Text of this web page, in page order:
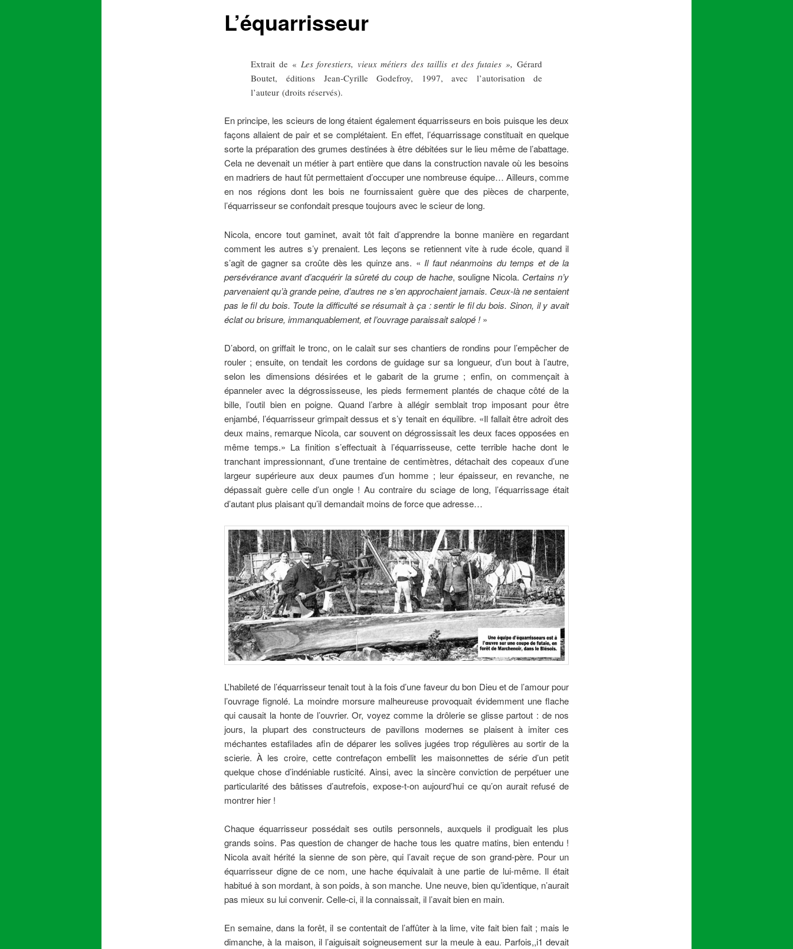
L’équarrisseur
Extrait de «Les forestiers, vieux métiers des taillis et des futaies »,Gérard
Boutet, éditions Jean-Cyrille Godefroy, 1997, avec l’autorisation de
l’auteur (droits réservés).
En principe, les scieurs de long étaient également équarrisseurs en bois puisque les deux
façons allaient de pair et se complétaient. En effet, l’équarrissage constituait en quelque
sorte la préparation des grumes destinées à être débitées sur le lieu même de l’abattage.
Cela ne devenait un métier à part entière que dans la construction navale où les besoins
en madriers de haut fût permettaient d’occuper une nombreuse équipe… Ailleurs, comme
en nos régions dont les bois ne fournissaient guère que des pièces de charpente,
l’équarrisseur se confondait presque toujours avec le scieur de long.
Nicola, encore tout gaminet, avait tôt fait d’apprendre la bonne manière en regardant
comment les autres s’y prenaient. Les leçons se retiennent vite à rude école, quand il
s’agit de gagner sa croûte dès les quinze ans. « Il faut néanmoins du temps et de la
persévérance avant d’acquérir la sûreté du coup de hache, souligne Nicola. Certains n’y
parvenaient qu’à grande peine, d’autres ne s’en approchaient jamais. Ceux-là ne sentaient
pas le fil du bois. Toute la difficulté se résumait à ça : sentir le fil du bois. Sinon, il y avait
éclat ou brisure, immanquablement, et l’ouvrage paraissait salopé !»
D’abord, on griffait le tronc, on le calait sur ses chantiers de rondins pour l’empêcher de
rouler ; ensuite, on tendait les cordons de guidage sur sa longueur, d’un bout à l’autre,
selon les dimensions désirées et le gabarit de la grume ; enfin, on commençait à
épanneler avec la dégrossisseuse, les pieds fermement plantés de chaque côté de la
bille, l’outil bien en poigne. Quand l’arbre à allégir semblait trop imposant pour être
enjambé, l’équarrisseur grimpait dessus et s’y tenait en équilibre. «Il fallait être adroit des
deux mains, remarque Nicola, car souvent on dégrossissait les deux faces opposées en
même temps.» La finition s’effectuait à l’équarrisseuse, cette terrible hache dont le
tranchant impressionnant, d’une trentaine de centimètres, détachait des copeaux d’une
largeur supérieure aux deux paumes d’un homme ; leur épaisseur, en revanche, ne
dépassait guère celle d’un ongle ! Au contraire du sciage de long, l’équarrissage était
d’autant plus plaisant qu’il demandait moins de force que adresse…
L’habileté de l’équarrisseur tenait tout à la fois d’une faveur du bon Dieu et de l’amour pour
l’ouvrage fignolé. La moindre morsure malheureuse provoquait évidemment une flache
qui causait la honte de l’ouvrier. Or, voyez comme la drôlerie se glisse partout : de nos
jours, la plupart des constructeurs de pavillons modernes se plaisent à imiter ces
méchantes estafilades afin de déparer les solives jugées trop régulières au sortir de la
scierie. À les croire, cette contrefaçon embellit les maisonnettes de série d’un petit
quelque chose d’indéniable rusticité. Ainsi, avec la sincère conviction de perpétuer une
particularité des bâtisses d’autrefois, expose-t-on aujourd’hui ce qu’on aurait refusé de
montrer hier !
Chaque équarrisseur possédait ses outils personnels, auxquels il prodiguait les plus
grands soins. Pas question de changer de hache tous les quatre matins, bien entendu !
Nicola avait hérité la sienne de son père, qui l’avait reçue de son grand-père. Pour un
équarrisseur digne de ce nom, une hache équivalait à une partie de lui-même. Il était
habitué à son mordant, à son poids, à son manche. Une neuve, bien qu’identique, n’aurait
pas mieux su lui convenir. Celle-ci, il la connaissait, il l’avait bien en main.
En semaine, dans la forêt, il se contentait de l’affûter à la lime, vite fait bien fait ; mais le
dimanche, à la maison, il l’aiguisait soigneusement sur la meule à eau. Parfois,,i1 devait